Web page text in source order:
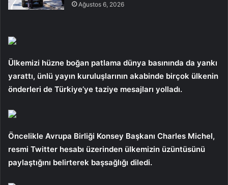
Ağustos 6, 2026
Ülkemizi hüzne boğan patlama dünya basınında da yankı
yarattı, ünlü yayın kuruluşlarının akabinde birçok ülkenin
önderleri de Türkiye’ye taziye mesajları yolladı.
Öncelikle Avrupa Birliği Konsey Başkanı Charles Michel,
resmi Twitter hesabı üzerinden ülkemizin üzüntüsünü
paylaştığını belirterek başsağlığı diledi.